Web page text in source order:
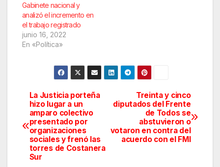
Gabinete nacional y
analizó el incremento en
el trabajo registrado
junio 16, 2022
En «Política»
Navegación
de
entradas
Treinta y cinco
diputados del Frente
de Todos se
abstuvieron o
votaron en contra del
acuerdo con el FMI
La Justicia porteña
hizo lugar a un
amparo colectivo
presentado por
organizaciones
sociales y frenó las
torres de Costanera
Sur